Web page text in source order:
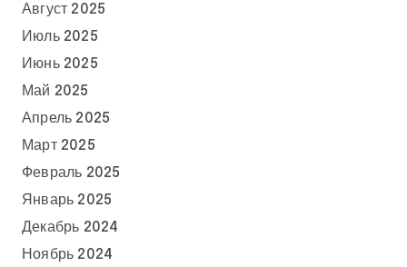
Август 2025
Июль 2025
Июнь 2025
Май 2025
Апрель 2025
Март 2025
Февраль 2025
Январь 2025
Декабрь 2024
Ноябрь 2024